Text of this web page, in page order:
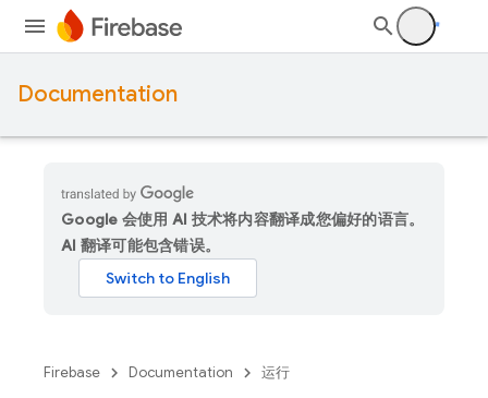
Documentation
Google 会使用 AI 技术将内容翻译成您偏好的语言。
AI 翻译可能包含错误。
Firebase Documentation 运行